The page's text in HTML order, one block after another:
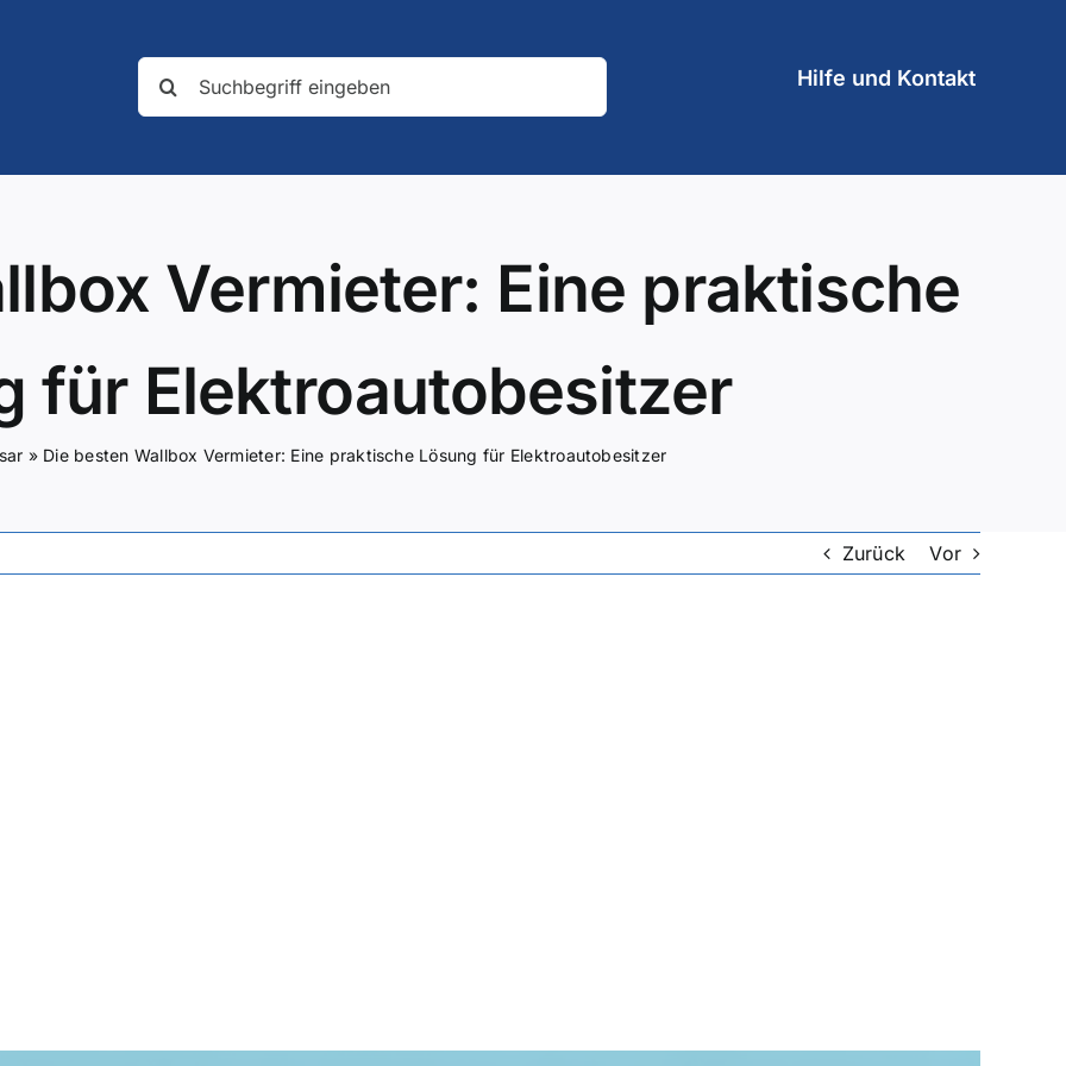
Suche
nach:
Hilfe und Kontakt
Vermieter: Eine praktische
für Elektroautobesitzer
» Die besten Wallbox Vermieter: Eine praktische Lösung für Elektroautobesitzer
Zurück Vor